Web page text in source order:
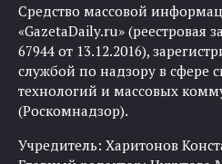
Средство массовой
«GazetaDaily.ru»
67944 от 13.12.2016),
службой по надзору в сфере
технологий и массовых
(Роскомнадзор).
Учредитель: Харитонов